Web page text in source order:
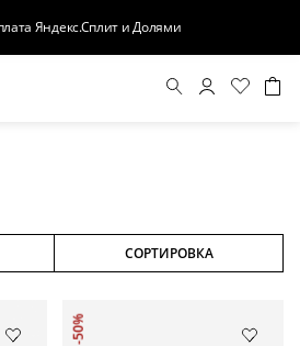
Яндекс.Сплит и Долями
СОРТИРОВКА
-50%